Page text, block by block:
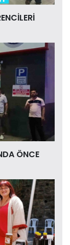
ÖNCE